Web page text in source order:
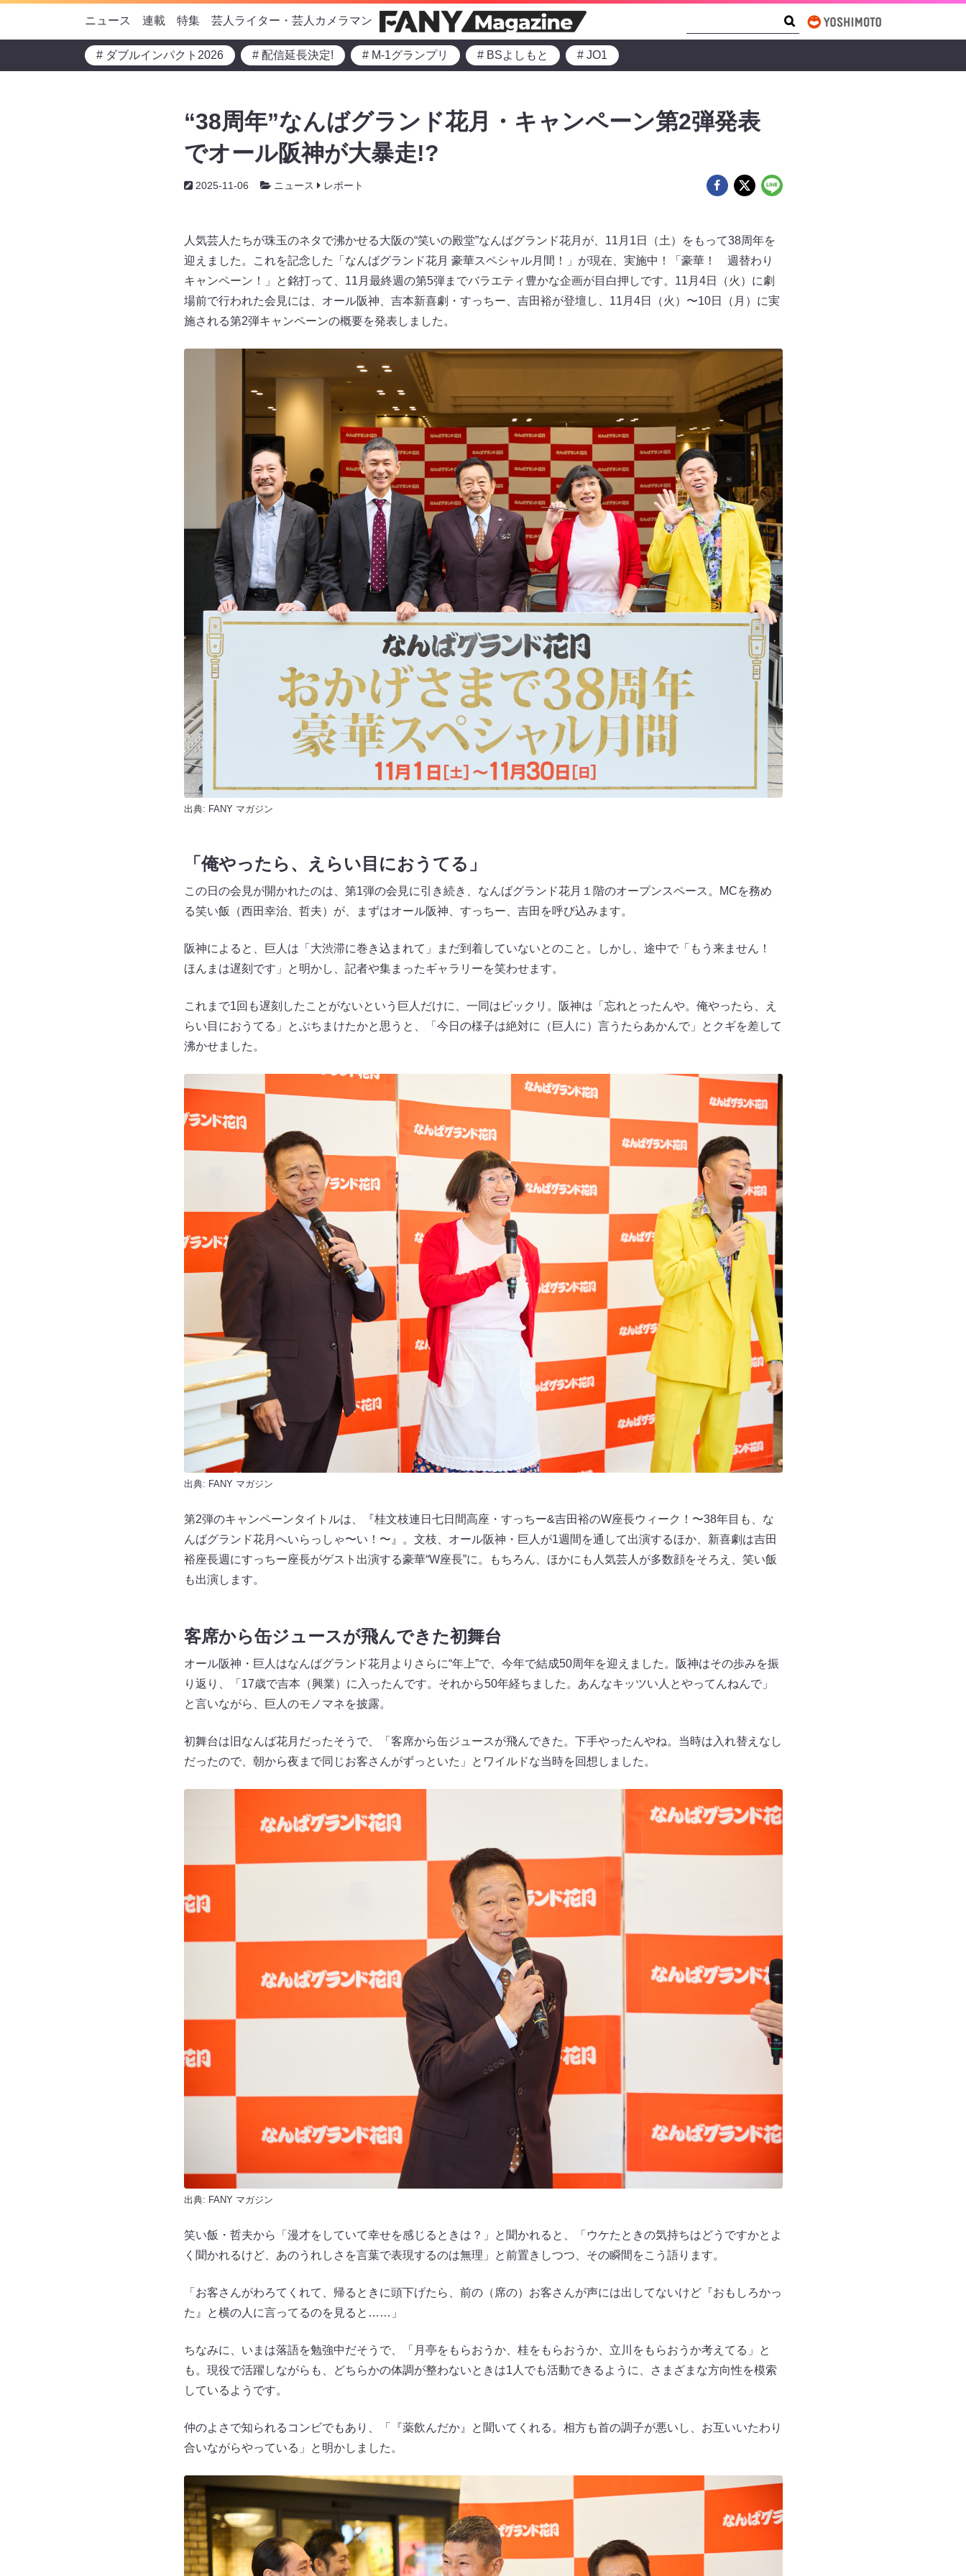
ニュース 連載 特集 芸人ライター・芸人カメラマン
# ダブルインパクト2026 # 配信延長決定! # M-1グランプリ # BSよしもと # JO1
“38周年”なんばグランド花月・キャンペーン第2弾発表
でオール阪神が大暴走!?
2025-11-06 ニュース レポート
人気芸人たちが珠玉のネタで沸かせる大阪の“笑いの殿堂”なんばグランド花月が、11月1日（土）をもって38周年を
迎えました。これを記念した「なんばグランド花月 豪華スペシャル月間！」が現在、実施中！「豪華！ 週替わり
キャンペーン！」と銘打って、11月最終週の第5弾までバラエティ豊かな企画が目白押しです。11月4日（火）に劇
場前で行われた会見には、オール阪神、吉本新喜劇・すっちー、吉田裕が登壇し、11月4日（火）〜10日（月）に実
施される第2弾キャンペーンの概要を発表しました。
出典: FANY マガジン
「俺やったら、えらい目におうてる」
この日の会見が開かれたのは、第1弾の会見に引き続き、なんばグランド花月１階のオープンスペース。MCを務め
る笑い飯（西田幸治、哲夫）が、まずはオール阪神、すっちー、吉田を呼び込みます。
阪神によると、巨人は「大渋滞に巻き込まれて」まだ到着していないとのこと。しかし、途中で「もう来ません！
ほんまは遅刻です」と明かし、記者や集まったギャラリーを笑わせます。
これまで1回も遅刻したことがないという巨人だけに、一同はビックリ。阪神は「忘れとったんや。俺やったら、え
らい目におうてる」とぶちまけたかと思うと、「今日の様子は絶対に（巨人に）言うたらあかんで」とクギを差して
沸かせました。
出典: FANY マガジン
第2弾のキャンペーンタイトルは、『桂文枝連日七日間高座・すっちー&吉田裕のW座長ウィーク！〜38年目も、な
んばグランド花月へいらっしゃ〜い！〜』。文枝、オール阪神・巨人が1週間を通して出演するほか、新喜劇は吉田
裕座長週にすっちー座長がゲスト出演する豪華“W座長”に。もちろん、ほかにも人気芸人が多数顔をそろえ、笑い飯
も出演します。
客席から缶ジュースが飛んできた初舞台
オール阪神・巨人はなんばグランド花月よりさらに“年上”で、今年で結成50周年を迎えました。阪神はその歩みを振
り返り、「17歳で吉本（興業）に入ったんです。それから50年経ちました。あんなキッツい人とやってんねんで」
と言いながら、巨人のモノマネを披露。
初舞台は旧なんば花月だったそうで、「客席から缶ジュースが飛んできた。下手やったんやね。当時は入れ替えなし
だったので、朝から夜まで同じお客さんがずっといた」とワイルドな当時を回想しました。
出典: FANY マガジン
笑い飯・哲夫から「漫才をしていて幸せを感じるときは？」と聞かれると、「ウケたときの気持ちはどうですかとよ
く聞かれるけど、あのうれしさを言葉で表現するのは無理」と前置きしつつ、その瞬間をこう語ります。
「お客さんがわろてくれて、帰るときに頭下げたら、前の（席の）お客さんが声には出してないけど『おもしろかっ
た』と横の人に言ってるのを見ると……」
ちなみに、いまは落語を勉強中だそうで、「月亭をもらおうか、桂をもらおうか、立川をもらおうか考えてる」と
も。現役で活躍しながらも、どちらかの体調が整わないときは1人でも活動できるように、さまざまな方向性を模索
しているようです。
仲のよさで知られるコンビでもあり、「『薬飲んだか』と聞いてくれる。相方も首の調子が悪いし、お互いいたわり
合いながらやっている」と明かしました。